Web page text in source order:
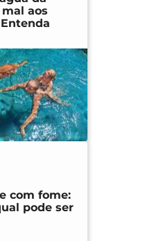
aos
com fome:
pode ser